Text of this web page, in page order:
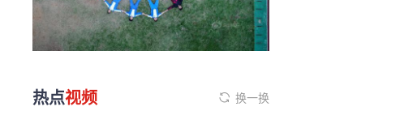
热点视频 换一换